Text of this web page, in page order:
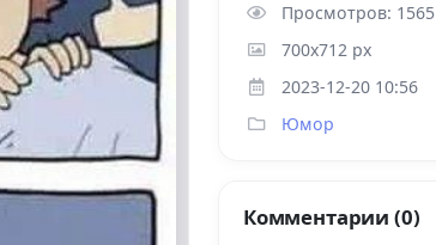
Просмотров: 1565
700x712 px
2023-12-20 10:56
Юмор
Комментарии (0)